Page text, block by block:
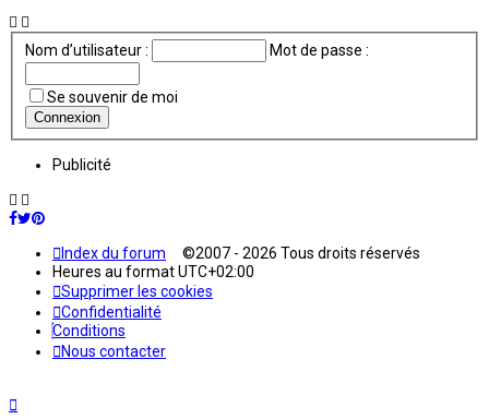
Nom d’utilisateur : Mot de passe :
Se souvenir de moi
Publicité
Index du forum ©2007 - 2026 Tous droits réservés
Heures au formatUTC+02:00
Supprimer les cookies
Confidentialité
Conditions
Nous contacter